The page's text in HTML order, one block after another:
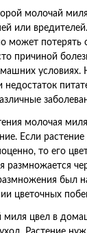
молочай
или
может потерять
причиной
условиях.
молочая
Если
то его
был
цветочных
цвел в